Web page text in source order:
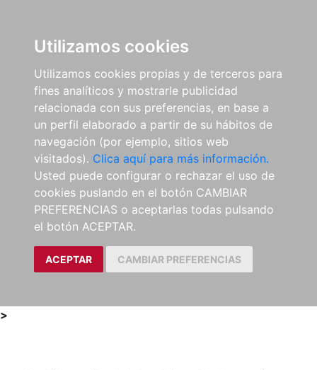
Utilizamos cookies
Utilizamos cookies propias y de terceros para
fines analíticos y mostrarle publicidad
relacionada con sus preferencias, en base a
un perfil elaborado a partir de su hábitos de
navegación (por ejemplo, sitios web
visitados). Clica aquí para más información.
Usted puede configurar o rechazar el uso de
cookies puslando en el botón CAMBIAR
PREFERENCIAS o aceptarlas todas pulsando
el botón ACEPTAR.
ACEPTAR CAMBIAR PREFERENCIAS
>